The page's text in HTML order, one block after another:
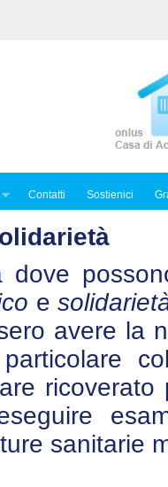
Contatti Sostienici
dove
e
avere la
sanitarie